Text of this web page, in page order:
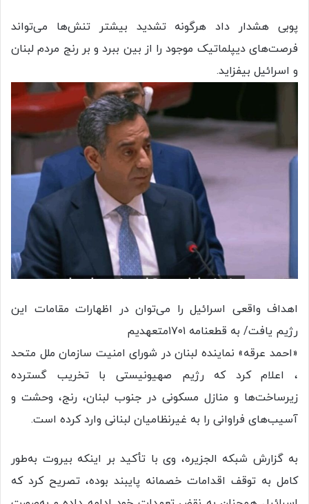
پوبی هشدار داد هرگونه تشدید بیشتر تنش‌ها می‌تواند
فرصت‌های دیپلماتیک موجود را از بین ببرد و بر رنج مردم لبنان
و اسرائیل بیفزاید.
اهداف واقعی اسرائیل را می‌توان در اظهارات مقامات این
رژیم یافت/ به قطعنامه ۱۷۰۱متعهدیم
«احمد عرقه» نماینده لبنان در شورای امنیت سازمان ملل متحد
، اعلام کرد که رژیم صهیونیستی با تخریب گسترده
زیرساخت‌ها و منازل مسکونی در جنوب لبنان، رنج، وحشت و
آسیب‌های فراوانی را به غیرنظامیان لبنانی وارد کرده است.
به گزارش شبکه الجزیره، وی با تأکید بر اینکه بیروت به‌طور
کامل به توقف اقدامات خصمانه پایبند بوده، تصریح کرد که